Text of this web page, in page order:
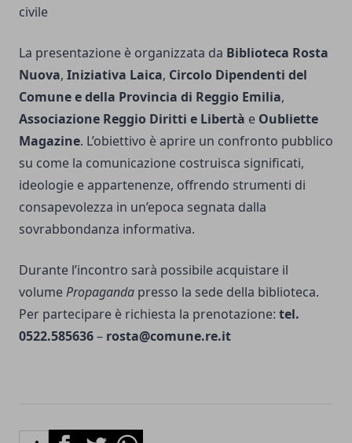
civile
La presentazione è organizzata da Biblioteca Rosta
Nuova, Iniziativa Laica, Circolo Dipendenti del
Comune e della Provincia di Reggio Emilia,
Associazione Reggio Diritti e Libertà e Oubliette
Magazine. L’obiettivo è aprire un confronto pubblico
su come la comunicazione costruisca significati,
ideologie e appartenenze, offrendo strumenti di
consapevolezza in un’epoca segnata dalla
sovrabbondanza informativa.
Durante l’incontro sarà possibile acquistare il
volumePropaganda presso la sede della biblioteca.
Per partecipare è richiesta la prenotazione: tel.
0522.585636– rosta@comune.re.it
FacebookTwitterWhatsapp